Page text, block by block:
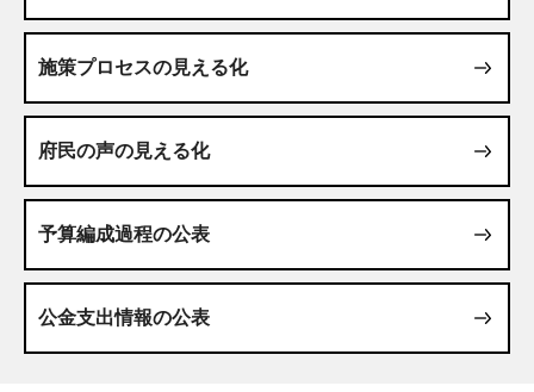
施策プロセスの見える化
府民の声の見える化
予算編成過程の公表
公金支出情報の公表